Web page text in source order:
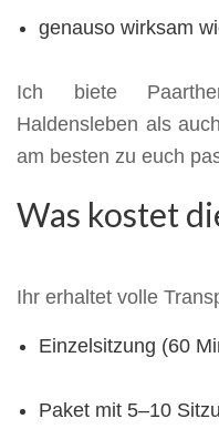
genauso wirksam
Ich biete
Haldensleben als
am besten zu euch
Was kostet
Ihr erhaltet volle
Einzelsitzung (60
Paket mit 5–10